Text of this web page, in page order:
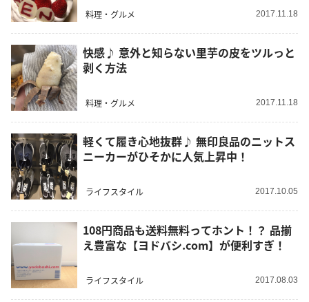
料理・グルメ 2017.11.18
快感♪ 意外と知らない里芋の皮をツルっと
剥く方法
料理・グルメ 2017.11.18
軽くて履き心地抜群♪ 無印良品のニットス
ニーカーがひそかに人気上昇中！
ライフスタイル 2017.10.05
108円商品も送料無料ってホント！？ 品揃
え豊富な【ヨドバシ.com】が便利すぎ！
ライフスタイル 2017.08.03